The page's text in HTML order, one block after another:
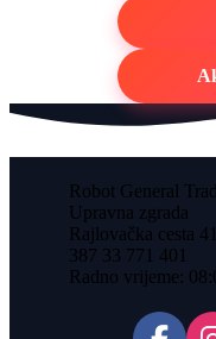
Robot General
Upravna zgrada
Rajlovačka cesta
387 33 771 401
Radno vrijeme: